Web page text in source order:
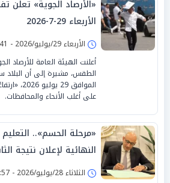
«الأرصاد الجوية»
الأربعاء 29-7-2026
الأربعاء 29/يوليو/2026 - 12:41 ص
أعلنت الهيئة العامة للأرصاد
الطقس، مشيرة إلى أن البلاد
الموافق 29
على أغلب الأنحاء والمحافظات.
«مرحلة الحسم»..
النهائية لإعلان نتيجة
الثلاثاء 28/يوليو/2026 - 03:57 م